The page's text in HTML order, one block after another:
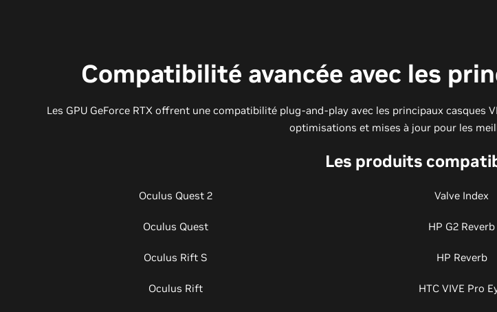
Compatibilité avancée avec les
Les GPU GeForce RTX offrent une compatibilité plug-and-play avec les principaux casques
optimisations et mises à jour pour les
Les produits
Oculus Quest 2
Oculus Quest
Oculus Rift S
Oculus Rift
Valve Index
HP G2 Reverb
HP Reverb
HTC VIVE Pro